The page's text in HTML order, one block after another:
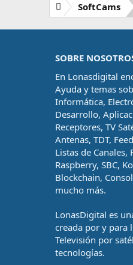
SoftCams
SOBRE
En Lonasdigital
Ayuda y temas
Informática,
Desarrollo,
Receptores, TV
Antenas, TDT,
Listas de
Raspberry, SBC,
Blockchain,
mucho más.
LonasDigital es
creada por y para
Televisión por
tecnologías.